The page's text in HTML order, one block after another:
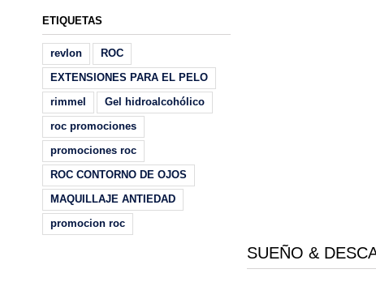
SUEÑO &
ETIQUETAS
revlon
ROC
EXTENSIONES PARA EL PELO
rimmel
Gel hidroalcohólico
roc promociones
promociones roc
ROC CONTORNO DE OJOS
MAQUILLAJE ANTIEDAD
promocion roc